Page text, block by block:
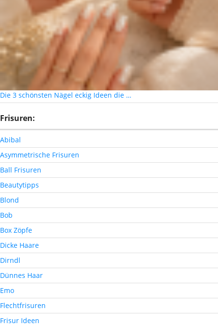
Die 3 schönsten Nägel eckig Ideen die …
Frisuren:
Abibal
Asymmetrische Frisuren
Ball Frisuren
Beautytipps
Blond
Bob
Box Zöpfe
Dicke Haare
Dirndl
Dünnes Haar
Emo
Flechtfrisuren
Frisur Ideen